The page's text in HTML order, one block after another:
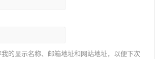
的显示名称、邮箱地址和网站地址，以便下次